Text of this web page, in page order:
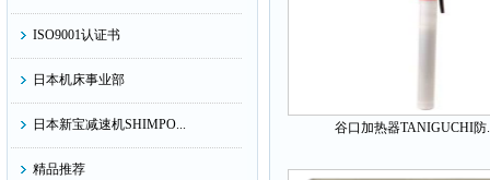
ISO9001认证书
日本机床事业部
日本新宝减速机SHIMPO...
精品推荐
谷口加热器TANIGUCHI防